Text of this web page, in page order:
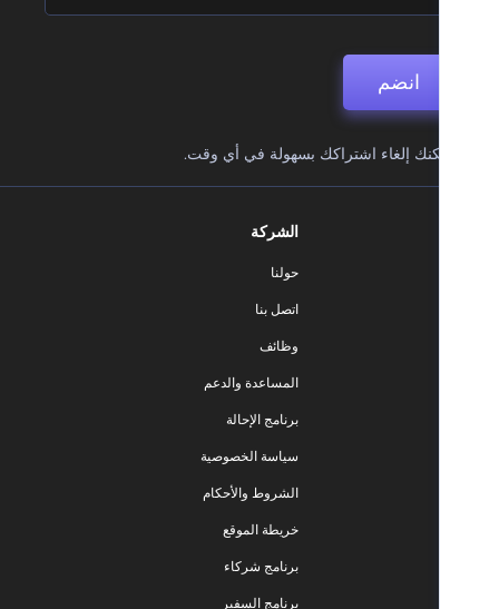
إلغاء اشتراكك بسهولة في أي وقت.
المساعدة والدعم
برنامج الإحالة
سياسة الخصوصية
الشروط والأحكام
خريطة الموقع
برنامج شركاء
برنامج السفير